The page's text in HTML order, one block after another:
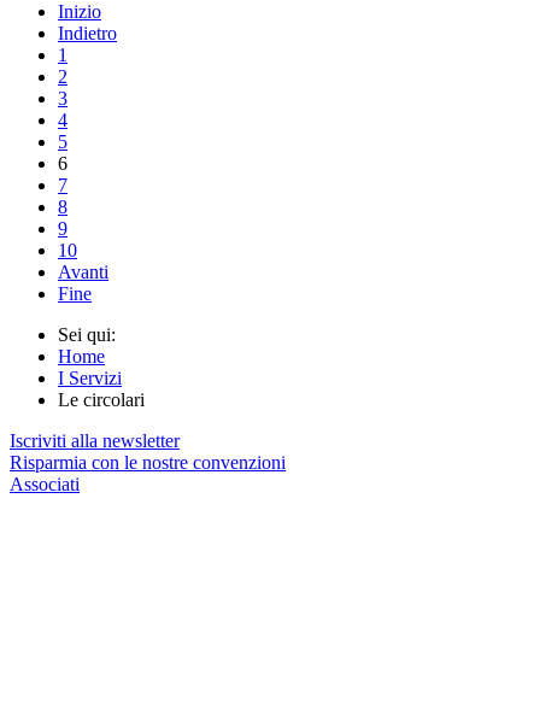
Inizio
Indietro
1
2
3
4
5
6
7
8
9
10
Avanti
Fine
Sei qui:
Home
I Servizi
Le circolari
Iscriviti alla newsletter
Risparmia con le nostre convenzioni
Associati